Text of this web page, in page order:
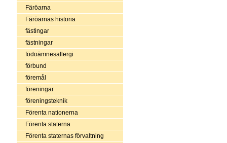
Färöarna
Färöarnas historia
fästingar
fästningar
födoämnesallergi
förbund
föremål
föreningar
föreningsteknik
Förenta nationerna
Förenta staterna
Förenta staternas förvaltning